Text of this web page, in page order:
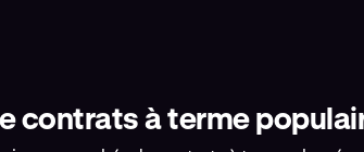
contrats à terme